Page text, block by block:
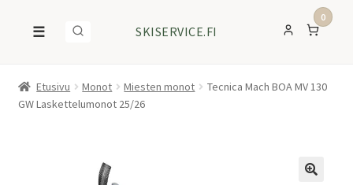
☰ SKISERVICE.FI
0
Etusivu Monot Miesten monot
Tecnica Mach BOA MV 130
GW Laskettelumonot 25/26